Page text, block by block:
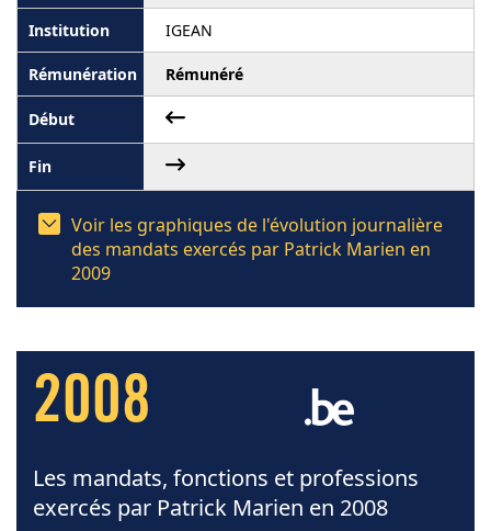
IGEAN
Rémunéré
Voir les graphiques de l'évolution journalière
des mandats exercés par Patrick Marien en
2009
2008
Les mandats, fonctions et professions
exercés par Patrick Marien en 2008